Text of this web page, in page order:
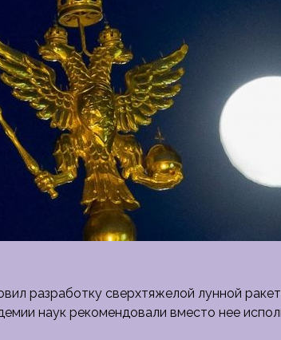
разработку сверхтяжелой лунной
наук рекомендовали вместо нее